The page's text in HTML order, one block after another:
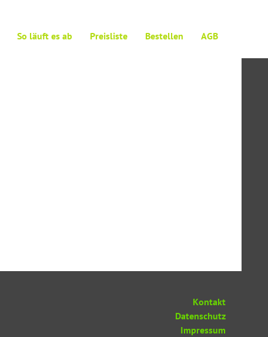
So läuft es ab Preisliste Bestellen AGB
Kontakt
Datenschutz
Impressum